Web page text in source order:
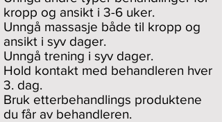
kropp og ansikt i 3-6 uker.
Unngå massasje både til kropp og
ansikt i syv dager.
Unngå trening i syv dager.
Hold kontakt med behandleren hver
3. dag.
Bruk etterbehandlings produktene
du får av behandleren.